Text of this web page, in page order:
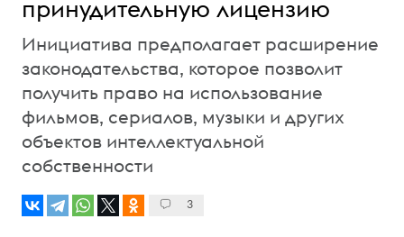
принудительную лицензию
Инициатива предполагает расширение
законодательства, которое позволит
получить право на использование
фильмов, сериалов, музыки и других
объектов интеллектуальной
собственности
3